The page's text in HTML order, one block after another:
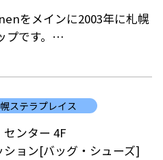
をメインに2003年に札幌
です。
が喜ぶ天然素材など、お店
込みながら、洗練されたニ
待ちしております。
ステラプレイス
センター 4F
ション[バッグ・シューズ]